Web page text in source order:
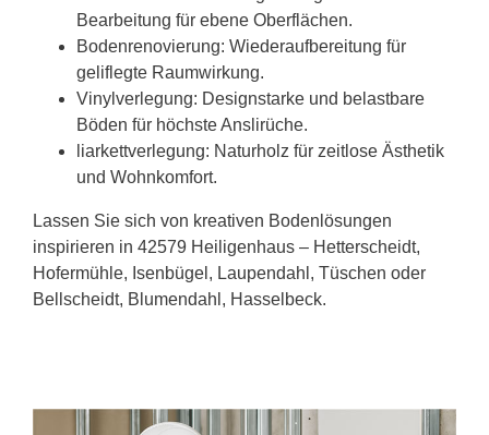
Bearbeitung für ebene Oberflächen.
Bodenrenovierung: Wiederaufbereitung für
geliflegte Raumwirkung.
Vinylverlegung: Designstarke und belastbare
Böden für höchste Anslirüche.
liarkettverlegung: Naturholz für zeitlose Ästhetik
und Wohnkomfort.
Lassen Sie sich von kreativen Bodenlösungen
inspirieren in 42579 Heiligenhaus – Hetterscheidt,
Hofermühle, Isenbügel, Laupendahl, Tüschen oder
Bellscheidt, Blumendahl, Hasselbeck.